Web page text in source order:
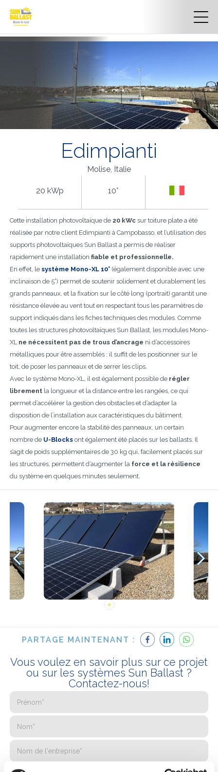
Edimpianti
Molise, Italie
20 kWp 10°
Cette installation photovoltaïque de 20 kWc sur toiture plate a été
réalisée par notre client Edimpianti à Campobasso, et l’utilisation des
supports photovoltaïques Sun Ballast a permis de réaliser
rapidement une installation fiable et professionnelle.
En effet, le système Mono-XL 10° (également disponible avec une
inclinaison de 5°) permet de soutenir solidement et durablement les
grands panneaux, et la fixation sur le côté long (portrait) garantit une
résistance élevée au vent tout en respectant tous les paramètres de
support indiqués dans les fiches techniques des modules. Comme
toutes les structures photovoltaïques Sun Ballast, les modules Mono-
XL ne nécessitent pas de trous d’ancrage ni d’accessoires
métalliques pour être assemblés : il suffit de les positionner sur le
toit, de poser les panneaux et de serrer les clips.
Avec le système Mono-XL, il est également possible de régler
librement la longueur et la distance entre les rangées, ce qui
permet d’accélérer la gestion des obstacles et d’adapter la
disposition de l’installation aux caractéristiques du bâtiment.
Pour augmenter encore la stabilité des panneaux, un certain
nombre de U-Blocks ont également été placés sur les ballasts. Il
s’agit de poids supplémentaires de 30 kg qui, facilement placés sur
les structures, permettent d’augmenter la force et la résilience
du système en quelques minutes seulement.
PARTAGE MAINTENANT :
Vous voulez en savoir plus sur ce projet
ou sur les systèmes Sun Ballast ?
Contactez-nous!